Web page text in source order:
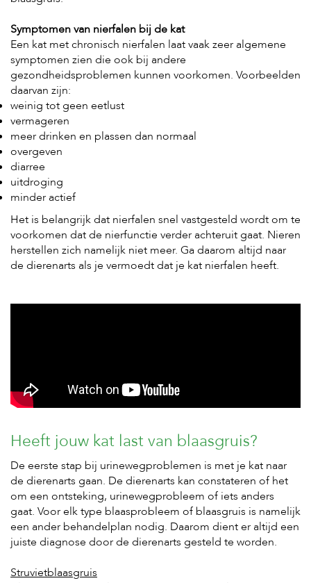
Symptomen van nierfalen bij de kat
Een kat met chronisch nierfalen laat vaak zeer algemene
symptomen zien die ook bij andere
gezondheidsproblemen kunnen voorkomen. Voorbeelden
daarvan zijn:
weinig tot geen eetlust
vermageren
meer drinken en plassen dan normaal
overgeven
diarree
uitdroging
minder actief
Het is belangrijk dat nierfalen snel vastgesteld wordt om te
voorkomen dat de nierfunctie verder achteruit gaat. Nieren
herstellen zich namelijk niet meer. Ga daarom altijd naar
de dierenarts als je vermoedt dat je kat nierfalen heeft.
Heeft jouw kat last van blaasgruis?
De eerste stap bij urinewegproblemen is met je kat naar
de dierenarts gaan. De dierenarts kan constateren of het
om een ontsteking, urinewegprobleem of iets anders
gaat. Voor elk type blaasprobleem of blaasgruis is namelijk
een ander behandelplan nodig. Daarom dient er altijd een
juiste diagnose door de dierenarts gesteld te worden.
Struvietblaasgruis